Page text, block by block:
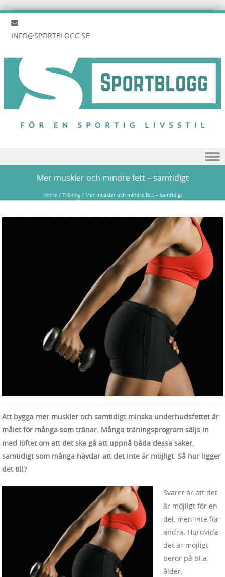
INFO@SPORTBLOGG.SE
Mer muskler och mindre fett – samtidigt
Home /Träning/ Mer muskler och mindre fett – samtidigt
Att bygga mer muskler och samtidigt minska underhudsfettet är
målet för många som tränar. Många träningsprogram säljs in
med löftet om att det ska gå att uppnå båda dessa saker,
samtidigt som många hävdar att det inte är möjligt. Så hur ligger
det till?
Svaret är att det
är möjligt för en
del, men inte för
andra. Huruvida
det är möjligt
beror på bl.a.
ålder,